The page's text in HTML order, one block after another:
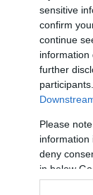
sensitive
confirm
continue
information
further
Please
information
deny
in below
férne el a
meg egy
gyűjtenéd be
a
amiről
átgondolunk